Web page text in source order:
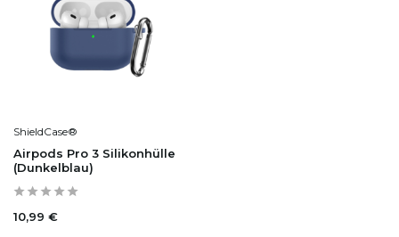
ShieldCase®
Airpods Pro 3 Silikonhülle
(Dunkelblau)
10,99 €